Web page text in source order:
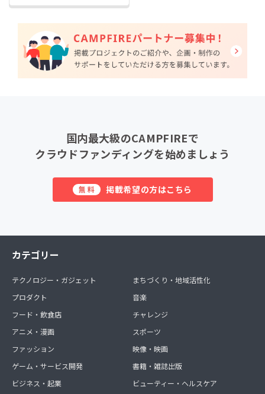
国内最大級のCAMPFIREで
クラウドファンディングを始めましょう
無料 掲載希望の方はこちら
カテゴリー
テクノロジー・ガジェット
プロダクト
フード・飲食店
アニメ・漫画
ファッション
ゲーム・サービス開発
ビジネス・起業
まちづくり・地域活性化
音楽
チャレンジ
スポーツ
映像・映画
書籍・雑誌出版
ビューティー・ヘルスケア